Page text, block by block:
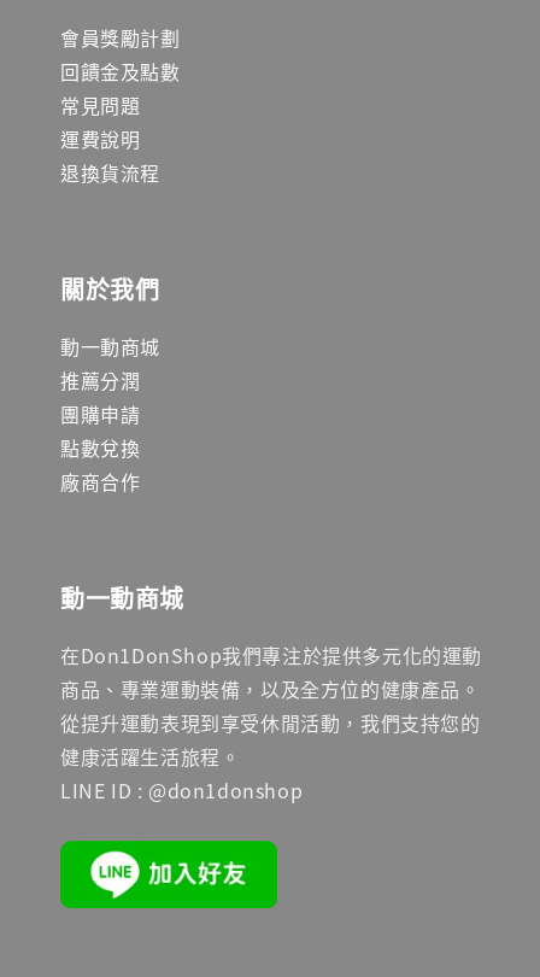
會員獎勵計劃
回饋金及點數
常見問題
運費說明
退換貨流程
關於我們
動一動商城
推薦分潤
團購申請
點數兌換
廠商合作
動一動商城
在Don1DonShop我們專注於提供多元化的運動
商品、專業運動裝備，以及全方位的健康產品。
從提升運動表現到享受休閒活動，我們支持您的
健康活躍生活旅程。
LINE ID : @don1donshop